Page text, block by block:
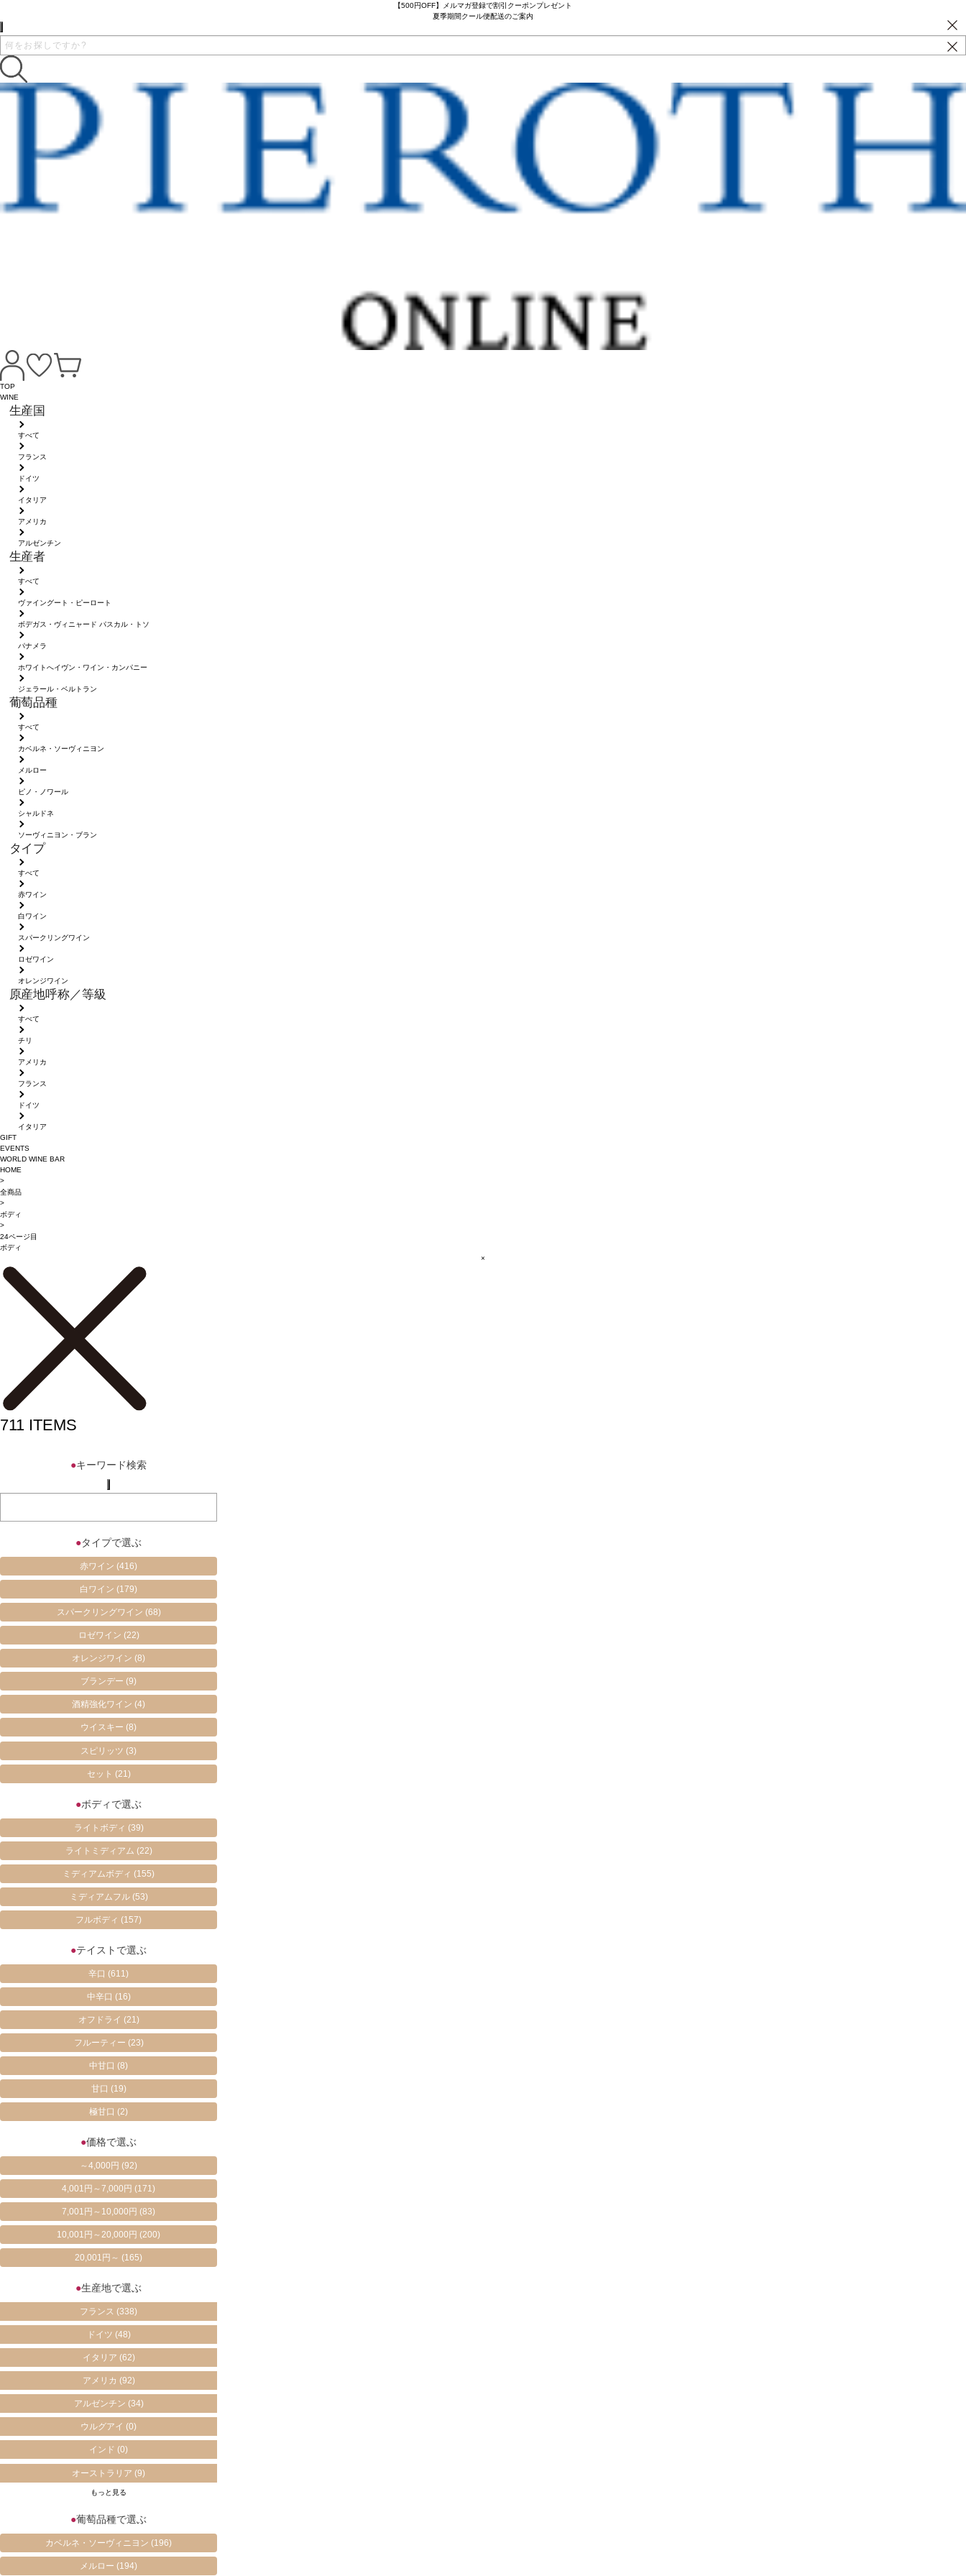
【500円OFF】メルマガ登録で割引クーポンプレゼント
夏季期間クール便配送のご案内
TOP
WINE
生産国
すべて
フランス
ドイツ
イタリア
アメリカ
アルゼンチン
生産者
すべて
ヴァイングート・ピーロート
ボデガス・ヴィニャード パスカル・トソ
パナメラ
ホワイトへイヴン・ワイン・カンパニー
ジェラール・ベルトラン
葡萄品種
すべて
カベルネ・ソーヴィニヨン
メルロー
ピノ・ノワール
シャルドネ
ソーヴィニヨン・ブラン
タイプ
すべて
赤ワイン
白ワイン
スパークリングワイン
ロゼワイン
オレンジワイン
原産地呼称／等級
すべて
チリ
アメリカ
フランス
ドイツ
イタリア
GIFT
EVENTS
WORLD WINE BAR
HOME
>
全商品
>
ボディ
>
24ページ目
ボディ
×
711ITEMS
●キーワード検索
●タイプで選ぶ
赤ワイン(416)
白ワイン(179)
スパークリングワイン (68)
ロゼワイン (22)
オレンジワイン(8)
ブランデー(9)
酒精強化ワイン(4)
ウイスキー(8)
スピリッツ(3)
セット (21)
●ボディで選ぶ
ライトボディ (39)
ライトミディアム (22)
ミディアムボディ(155)
ミディアムフル (53)
フルボディ(157)
●テイストで選ぶ
辛口(611)
中辛口 (16)
オフドライ (21)
フルーティー (23)
中甘口(8)
甘口 (19)
極甘口(2)
●価格で選ぶ
～4,000円(92)
4,001円～7,000円(171)
7,001円～10,000円(83)
10,001円～20,000円(200)
20,001円～(165)
●生産地で選ぶ
フランス(338)
ドイツ (48)
イタリア (62)
アメリカ (92)
アルゼンチン (34)
ウルグアイ(0)
インド(0)
オーストラリア(9)
もっと見る
●葡萄品種で選ぶ
カベルネ・ソーヴィニヨン(196)
メルロー(194)